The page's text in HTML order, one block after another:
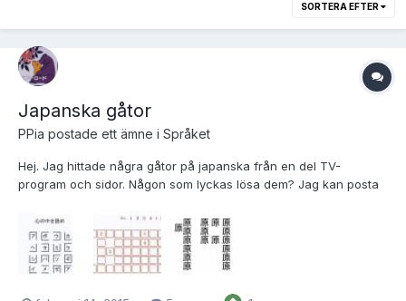
SORTERA EFTER
Japanska gåtor
PPia postade ett ämne i Språket
Hej. Jag hittade några gåtor på japanska från en del TV-
program och sidor. Någon som lyckas lösa dem? Jag kan posta
ett ord/en fras på japanska. .